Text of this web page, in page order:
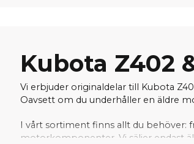
Kubota Z402
Vi erbjuder originaldelar till Kubota
Oavsett om du underhåller en äldre
I vårt sortiment finns allt du behöver:
motorkomponenter. Vi säljer endast